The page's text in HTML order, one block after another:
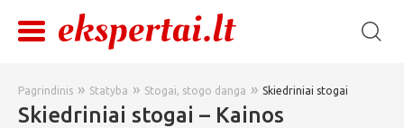
Pagrindinis » Statyba » Stogai, stogo danga » Skiedriniai stogai
Skiedriniai stogai – Kainos